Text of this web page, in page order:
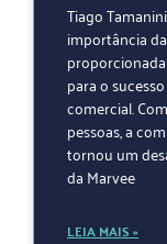
Tiago
importância
para o
comercial.
pessoas, a
tornou um
da Marvee
LEIA MAIS »